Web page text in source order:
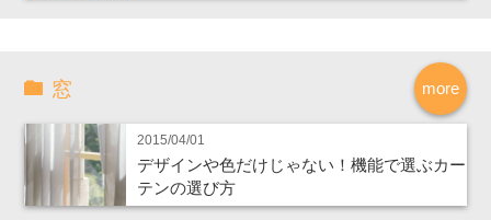
more
窓
2015/04/01
デザインや色だけじゃない！機能で選ぶカー
テンの選び方